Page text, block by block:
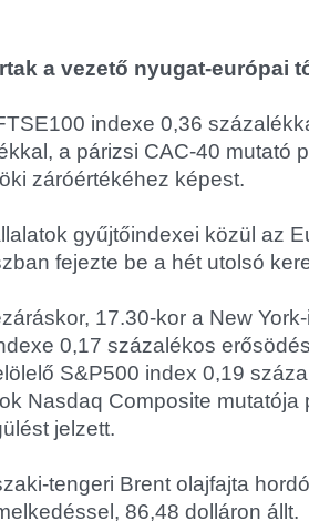
a vezető nyugat-európai
indexe 0,36
a párizsi CAC-40 mutató
záróértékéhez képest.
gyűjtőindexei közül az
fejezte be a hét utolsó
17.30-kor a New
0,17 százalékos
S&P500 index 0,19
Nasdaq Composite mutatója
jelzett.
tengeri Brent olajfajta
86,48 dolláron állt.